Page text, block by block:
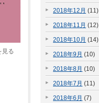
2018年12月 (11)
2018年11月 (12)
2018年10月 (14)
2018年9月 (10)
2018年8月 (10)
2018年7月 (11)
2018年6月 (7)